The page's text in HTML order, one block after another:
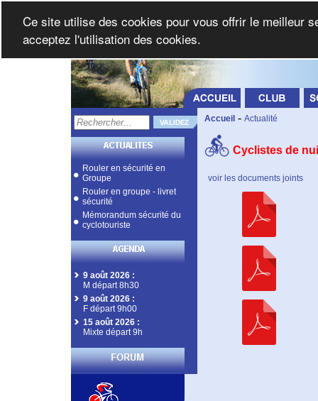
Rouler en sécurité en
Groupe
Rouler en groupe - livret
sécurité
Mémorandum sécurité du
cyclotouriste
9 août 2026 :
M départ 8h30
9 août 2026 :
F départ 9h00
15 août 2026 :
Mixte départ 9h
Accueil - Actualité
Cyclistes de
voir les documents joints
Ce site utilise des cookies pour vous offrir le meilleur
acceptez l'utilisation des cookies.